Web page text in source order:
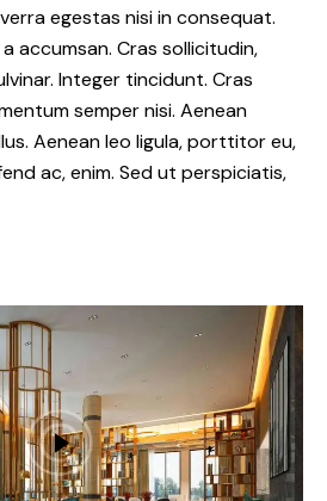
egestas nisi in consequat.
accumsan. Cras sollicitudin,
Integer tincidunt. Cras
semper nisi. Aenean
Aenean leo ligula, porttitor eu,
ac, enim. Sed ut perspiciatis,